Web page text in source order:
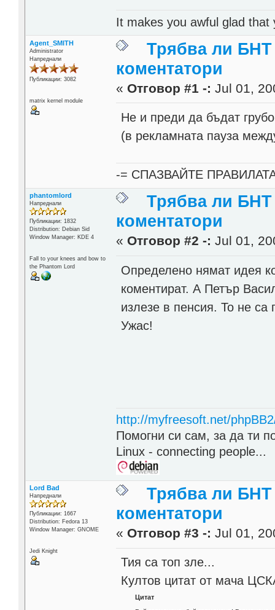
It makes you awful glad
Agent_SMITH
Administrator
Напреднали
Публикации: 3082
matrix kernel module
Трябва ли БНТ
коментатори
« Отговор #1 -: Jul 01,
Не и преди да бъдат
(в рекламната пауза
-= СПАЗВАЙТЕ
phantomlord
Напреднали
Публикации: 1832
Distribution: Debian Sid
Window Manager: KDE 4
Fall to your knees and bow to
the Phantom Lord
Трябва ли БНТ
коментатори
« Отговор #2 -: Jul 01,
Определено нямат идея
коментират. А Петър
излезе в пенсия. То не са
Ужас!
http://myfreesoft.net/
Помогни си сам, за да ти
Linux - connecting people...
Lord Bad
Напреднали
Публикации: 1667
Distribution: Fedora 13
Window Manager: GNOME
Jedi Knight
Трябва ли БНТ
коментатори
« Отговор #3 -: Jul 01,
Тия са топ зле...
Култов цитат от мача
Цитат